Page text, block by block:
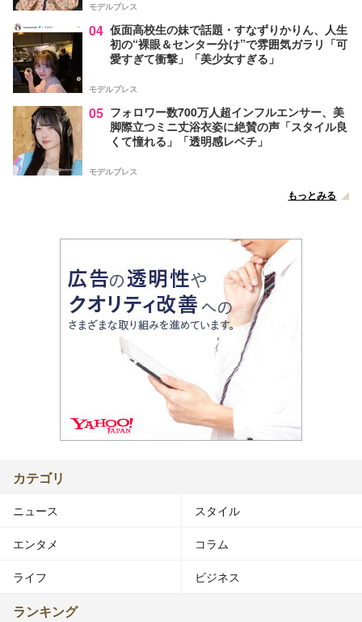
モデルプレス
04 仮面高校生の妹で話題・すなずりかりん、人生
初の“裸眼＆センター分け”で雰囲気ガラリ「可
愛すぎて衝撃」「美少女すぎる」
モデルプレス
05 フォロワー数700万人超インフルエンサー、美
脚際立つミニ丈浴衣姿に絶賛の声「スタイル良
くて憧れる」「透明感レベチ」
モデルプレス
もっとみる
カテゴリ
ニュース スタイル
エンタメ コラム
ライフ ビジネス
ランキング